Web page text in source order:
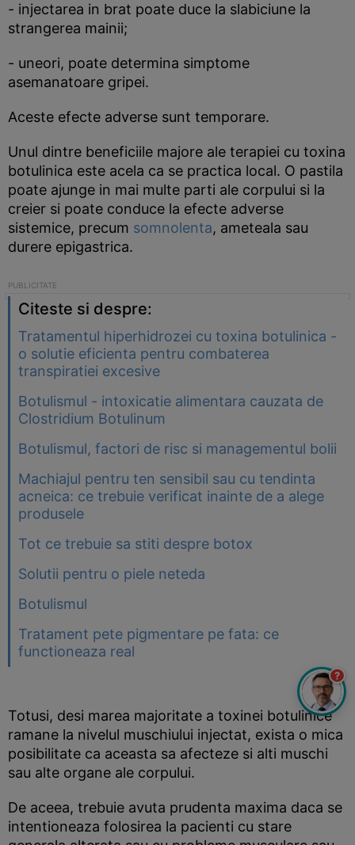
- injectarea in brat poate duce la slabiciune la
strangerea mainii;
- uneori, poate determina simptome
asemanatoare gripei.
Aceste efecte adverse sunt temporare.
Unul dintre beneficiile majore ale terapiei cu toxina
botulinica este acela ca se practica local. O pastila
poate ajunge in mai multe parti ale corpului si la
creier si poate conduce la efecte adverse
sistemice, precum somnolenta, ameteala sau
durere epigastrica.
Citeste si despre:
Tratamentul hiperhidrozei cu toxina botulinica -
o solutie eficienta pentru combaterea
transpiratiei excesive
Botulismul - intoxicatie alimentara cauzata de
Clostridium Botulinum
Botulismul, factori de risc si managementul bolii
Machiajul pentru ten sensibil sau cu tendinta
acneica: ce trebuie verificat inainte de a alege
produsele
Tot ce trebuie sa stiti despre botox
Solutii pentru o piele neteda
Botulismul
Tratament pete pigmentare pe fata: ce
functioneaza real
Totusi, desi marea majoritate a toxinei botulinice
ramane la nivelul muschiului injectat, exista o mica
posibilitate ca aceasta sa afecteze si alti muschi
sau alte organe ale corpului.
De aceea, trebuie avuta prudenta maxima daca se
intentioneaza folosirea la pacienti cu stare
?